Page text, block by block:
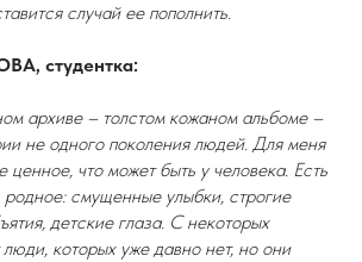
случай ее пополнить.
студентка:
архиве – толстом кожаном альбоме –
не одного поколения людей. Для меня
ценное, что может быть у человека. Есть
родное: смущенные улыбки, строгие
детские глаза. С некоторых
люди, которых уже давно нет, но они